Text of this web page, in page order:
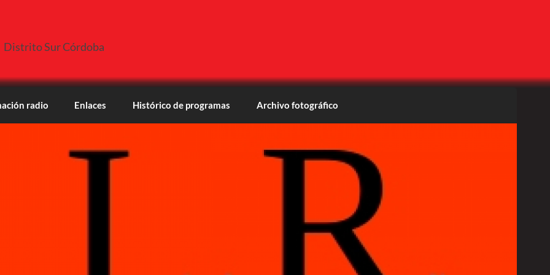
Distrito Sur Córdoba
radio Enlaces Histórico de programas Archivo fotográfico